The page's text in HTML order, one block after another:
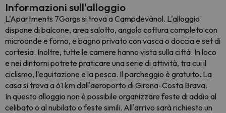
Informazioni sull'alloggio
L'Apartments 7Gorgs si trova a Campdevànol. L'alloggio
dispone di balcone, area salotto, angolo cottura completo con
microonde e forno, e bagno privato con vasca o doccia e set di
cortesia. Inoltre, tutte le camere hanno vista sulla città. In loco
e nei dintorni potrete praticare una serie di attività, tra cui il
ciclismo, l'equitazione e la pesca. Il parcheggio è gratuito. La
casa si trova a 61 km dall'aeroporto di Girona-Costa Brava.
In questo alloggio non è possibile organizzare feste di addio al
celibato o al nubilato o feste simili. All'arrivo sarà richiesto un